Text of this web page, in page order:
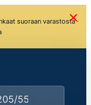
suoraan varastosta ·